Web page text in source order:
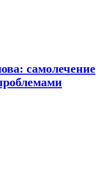
самолечение